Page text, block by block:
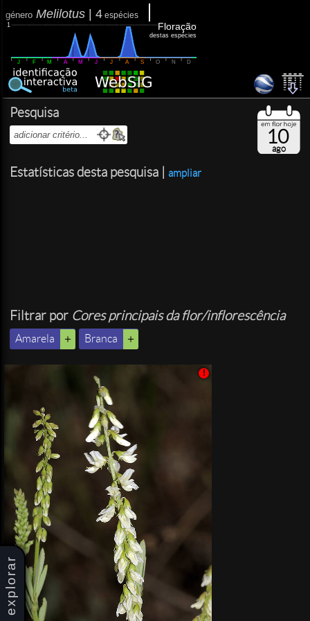
explorar
género Melilotus 4 espécies
1
J F M A M J J A S O N D
Floração
destas espécies
Pesquisa
Estatísticas desta pesquisa | ampliar
Filtrar por Cores principais da flor/inflorescência
Amarela Branca
10
ago
!